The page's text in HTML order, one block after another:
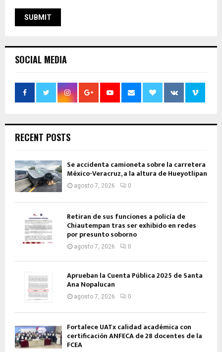
SOCIAL MEDIA
RECENT POSTS
Se accidenta camioneta sobre la carretera
México-Veracruz, a la altura de Hueyotlipan
agosto 7, 2026 0
Retiran de sus funciones a policía de
Chiautempan tras ser exhibido en redes
por presunto soborno
agosto 7, 2026 0
Aprueban la Cuenta Pública 2025 de Santa
Ana Nopalucan
agosto 7, 2026 0
Fortalece UATx calidad académica con
certificación ANFECA de 28 docentes de la
FCEA